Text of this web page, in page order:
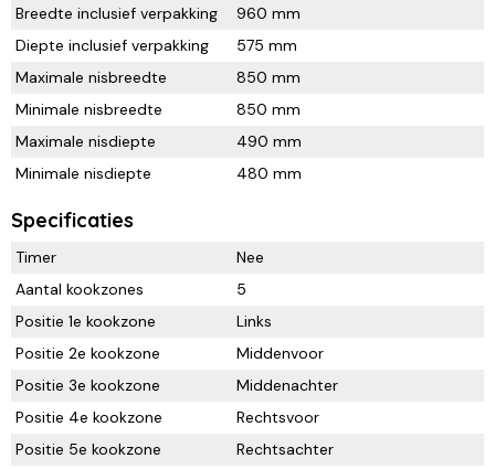
Breedte inclusief verpakking
960 mm
Diepte inclusief verpakking
575 mm
Maximale nisbreedte
850 mm
Minimale nisbreedte
850 mm
Maximale nisdiepte
490 mm
Minimale nisdiepte
480 mm
Specificaties
Timer
Nee
Aantal kookzones
5
Positie 1e kookzone
Links
Positie 2e kookzone
Middenvoor
Positie 3e kookzone
Middenachter
Positie 4e kookzone
Rechtsvoor
Positie 5e kookzone
Rechtsachter